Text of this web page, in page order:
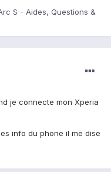
S - Aides, Questions &
je connecte mon Xperia
info du phone il me dise